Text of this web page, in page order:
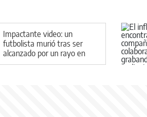
Impactante video: un
futbolista murió tras ser
alcanzado por un rayo en
pleno partido